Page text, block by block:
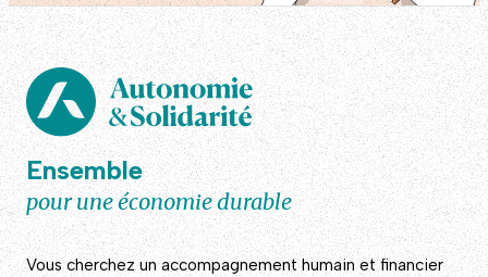
Ensemble
pour une économie durable
Vous cherchez un accompagnement humain et financier